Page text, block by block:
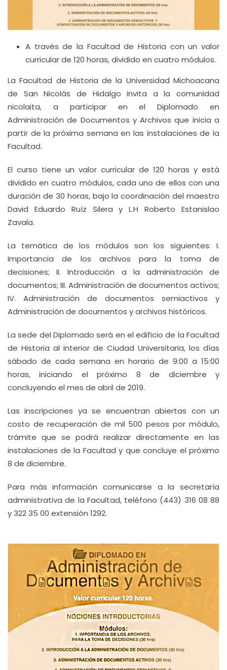
A través de la Facultad de Historia con un valor
curricular de 120 horas, dividido en cuatro módulos.
La Facultad de Historia de la Universidad Michoacana
de San Nicolás de Hidalgo invita a la comunidad
nicolaita, a participar en el Diplomado en
Administración de Documentos y Archivos que inicia a
partir de la próxima semana en las instalaciones de la
Facultad.
El curso tiene un valor curricular de 120 horas y está
dividido en cuatro módulos, cada uno de ellos con una
duración de 30 horas, bajo la coordinación del maestro
David Eduardo Ruíz Silera y L.H Roberto Estanislao
Zavala.
La temática de los módulos son los siguientes: I.
Importancia de los archivos para la toma de
decisiones; II. Introducción a la administración de
documentos; III. Administración de documentos activos;
IV. Administración de documentos semiactivos y
Administración de documentos y archivos históricos.
La sede del Diplomado será en el edificio de la Facultad
de Historia al interior de Ciudad Universitaria, los días
sábado de cada semana en horario de 9:00 a 15:00
horas, iniciando el próximo 8 de diciembre y
concluyendo el mes de abril de 2019.
Las inscripciones ya se encuentran abiertas con un
costo de recuperación de mil 500 pesos por módulo,
trámite que se podrá realizar directamente en las
instalaciones de la Facultad y que concluye el próximo
8 de diciembre.
Para más información comunicarse a la secretaría
administrativa de la Facultad, teléfono (443) 316 08 88
y 322 35 00 extensión 1292.